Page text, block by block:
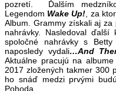
pozretí. Ďalším
Legendom Wake Up! , za
Album. Grammy získali aj za
nahrávky. Nasledoval ďalší
spoločné nahrávky s
naposledy vydali…And
Aktuálne pracujú na albume
2017 zložených takmer 300
ho snáď medzi prvými
Pohoda.